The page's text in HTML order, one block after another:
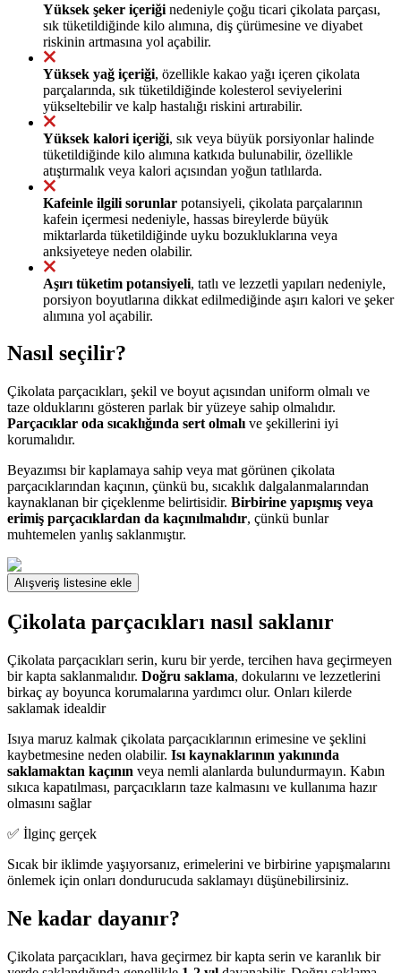
Yüksek şeker içeriği nedeniyle çoğu ticari çikolata parçası,
sık tüketildiğinde kilo alımına, diş çürümesine ve diyabet
riskinin artmasına yol açabilir.
Yüksek yağ içeriği, özellikle kakao yağı içeren çikolata
parçalarında, sık tüketildiğinde kolesterol seviyelerini
yükseltebilir ve kalp hastalığı riskini artırabilir.
Yüksek kalori içeriği, sık veya büyük porsiyonlar halinde
tüketildiğinde kilo alımına katkıda bulunabilir, özellikle
atıştırmalık veya kalori açısından yoğun tatlılarda.
Kafeinle ilgili sorunlar potansiyeli, çikolata parçalarının
kafein içermesi nedeniyle, hassas bireylerde büyük
miktarlarda tüketildiğinde uyku bozukluklarına veya
anksiyeteye neden olabilir.
Aşırı tüketim potansiyeli, tatlı ve lezzetli yapıları nedeniyle,
porsiyon boyutlarına dikkat edilmediğinde aşırı kalori ve şeker
alımına yol açabilir.
Nasıl seçilir?
Çikolata parçacıkları, şekil ve boyut açısından uniform olmalı ve
taze olduklarını gösteren parlak bir yüzeye sahip olmalıdır.
Parçacıklar oda sıcaklığında sert olmalı ve şekillerini iyi
korumalıdır.
Beyazımsı bir kaplamaya sahip veya mat görünen çikolata
parçacıklarından kaçının, çünkü bu, sıcaklık dalgalanmalarından
kaynaklanan bir çiçeklenme belirtisidir. Birbirine yapışmış veya
erimiş parçacıklardan da kaçınılmalıdır, çünkü bunlar
muhtemelen yanlış saklanmıştır.
Alışveriş listesine ekle
Çikolata parçacıkları nasıl saklanır
Çikolata parçacıkları serin, kuru bir yerde, tercihen hava geçirmeyen
bir kapta saklanmalıdır. Doğru saklama, dokularını ve lezzetlerini
birkaç ay boyunca korumalarına yardımcı olur. Onları kilerde
saklamak idealdir
Isıya maruz kalmak çikolata parçacıklarının erimesine ve şeklini
kaybetmesine neden olabilir. Isı kaynaklarının yakınında
saklamaktan kaçının veya nemli alanlarda bulundurmayın. Kabın
sıkıca kapatılması, parçacıkların taze kalmasını ve kullanıma hazır
olmasını sağlar
✅ İlginç gerçek
Sıcak bir iklimde yaşıyorsanız, erimelerini ve birbirine yapışmalarını
önlemek için onları dondurucuda saklamayı düşünebilirsiniz.
Ne kadar dayanır?
Çikolata parçacıkları, hava geçirmez bir kapta serin ve karanlık bir